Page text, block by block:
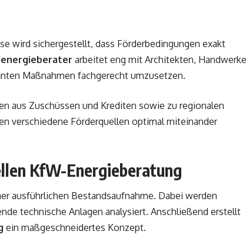
wird sichergestellt, dass Förderbedingungen exakt
arbeitet eng mit Architekten,
Maßnahmen fachgerecht umzusetzen.
aus Zuschüssen und Krediten sowie zu regionalen
verschiedene Förderquellen optimal miteinander
KfW-Energieberatung
ausführlichen Bestandsaufnahme. Dabei werden
technische Anlagen analysiert. Anschließend erstellt
ein maßgeschneidertes Konzept.